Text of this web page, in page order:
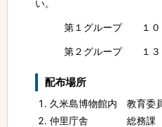
い。
第１グループ １０：
第２グループ １３：
配布場所
久米島博物館内 教育委
仲里庁舎 総務課